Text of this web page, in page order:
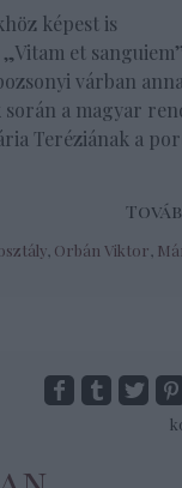
képest is
et
várban
a magyar
Teréziának a
Orbán Viktor